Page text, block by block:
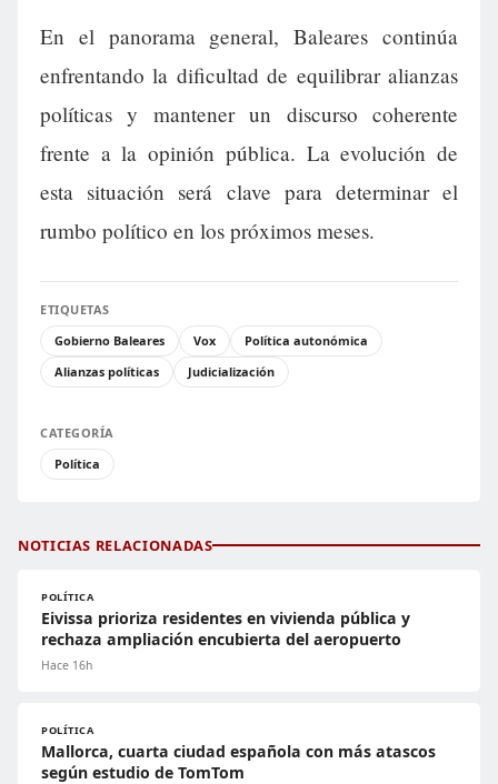
En el panorama general, Baleares continúa
enfrentando la dificultad de equilibrar alianzas
políticas y mantener un discurso coherente
frente a la opinión pública. La evolución de
esta situación será clave para determinar el
rumbo político en los próximos meses.
ETIQUETAS
Gobierno Baleares
Vox
Política autonómica
Alianzas políticas
Judicialización
CATEGORÍA
Política
NOTICIAS RELACIONADAS
POLÍTICA
Eivissa prioriza residentes en vivienda pública y
rechaza ampliación encubierta del aeropuerto
Hace 16h
POLÍTICA
Mallorca, cuarta ciudad española con más atascos
según estudio de TomTom